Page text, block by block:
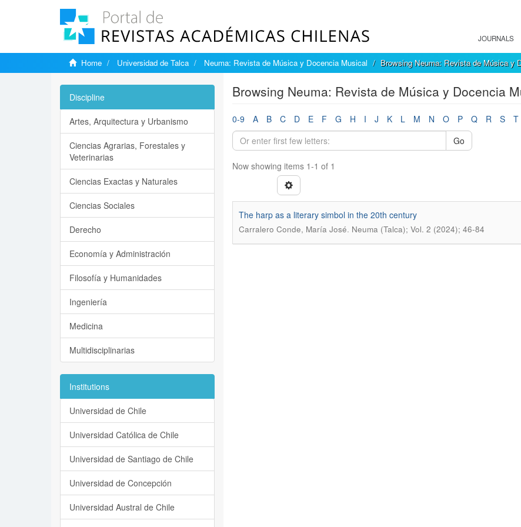
JOURNALS
Home Universidad de Talca Neuma: Revista de Música y Docencia Musical Browsing Neuma: Revista de Música y
Browsing Neuma: Revista de Música y Docencia
0-9 A B C D E F G H I J K L M N O P Q R S T
Go
Now showing items 1-1 of 1
The harp as a literary simbol in the 20th century
Carralero Conde, María José. Neuma (Talca); Vol. 2 (2024); 46-84
Discipline
Artes, Arquitectura y Urbanismo
Ciencias Agrarias, Forestales y
Veterinarias
Ciencias Exactas y Naturales
Ciencias Sociales
Derecho
Economía y Administración
Filosofía y Humanidades
Ingeniería
Medicina
Multidisciplinarias
Institutions
Universidad de Chile
Universidad Católica de Chile
Universidad de Santiago de Chile
Universidad de Concepción
Universidad Austral de Chile